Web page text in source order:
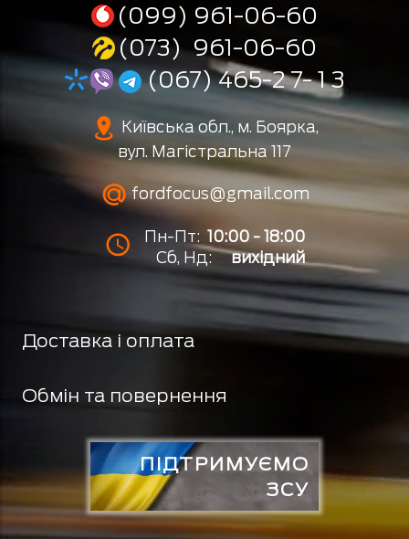
(099) 961-06-60
(073) 961-06-60
(067) 465-2 7- 1 3
Київська обл., м. Боярка,
вул. Магістральна 117
fordfocus@gmail.com
Пн-Пт: 10:00 - 18:00
Сб, Нд:
вихідний
Доставка і оплата
Обмін та повернення
ПІДТРИМУЄМО
ЗСУ